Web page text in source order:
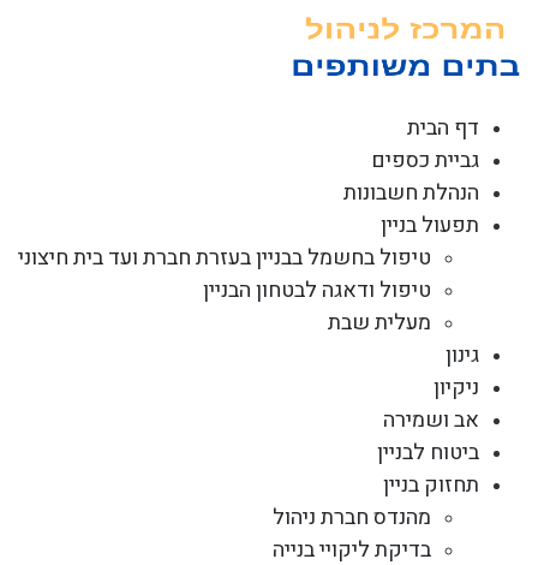
דף הבית
גביית כספים
הנהלת חשבונות
תפעול בניין
טיפול בחשמל בבניין בעזרת חברת ועד בית חיצוני
טיפול ודאגה לבטחון הבניין
מעלית שבת
גינון
ניקיון
אב ושמירה
ביטוח לבניין
תחזוק בניין
מהנדס חברת ניהול
בדיקת ליקויי בנייה